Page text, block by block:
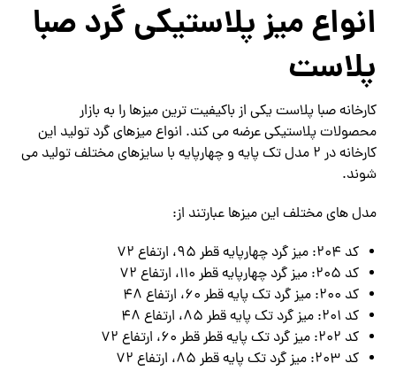
انواع میز پلاستیکی گرد صبا
پلاست
کارخانه صبا پلاست یکی از باکیفیت ترین میزها را به بازار
محصولات پلاستیکی عرضه می کند. انواع میزهای گرد تولید این
کارخانه در 2 مدل تک پایه و چهارپایه با سایزهای مختلف تولید می
شوند.
مدل های مختلف این میزها عبارتند از:
کد 204: میز گرد چهارپایه قطر 95، ارتفاع 72
کد 205: میز گرد چهارپایه قطر 110، ارتفاع 72
کد 200: میز گرد تک پایه قطر 60، ارتفاع 48
کد 201: میز گرد تک پایه قطر 85، ارتفاع 48
کد 202: میز گرد تک پایه قطر قطر 60، ارتفاع 72
کد 203: میز گرد تک پایه قطر 85، ارتفاع 72